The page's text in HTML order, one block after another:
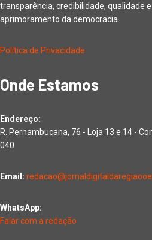
transparência, credibilidade, qualidade
aprimoramento da democracia.
Política de Privacidade
Onde Estamos
Endereço:
R. Pernambucana, 76 - Loja 13 e 14 -
040
Email:
WhatsApp:
Falar com a redação